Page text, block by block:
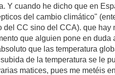
cuando he dicho que en
del cambio climático"
CC sino del CCA). que
que alguien pone en
que las temperatura
de la temperatura se le
matices, pues me metéis